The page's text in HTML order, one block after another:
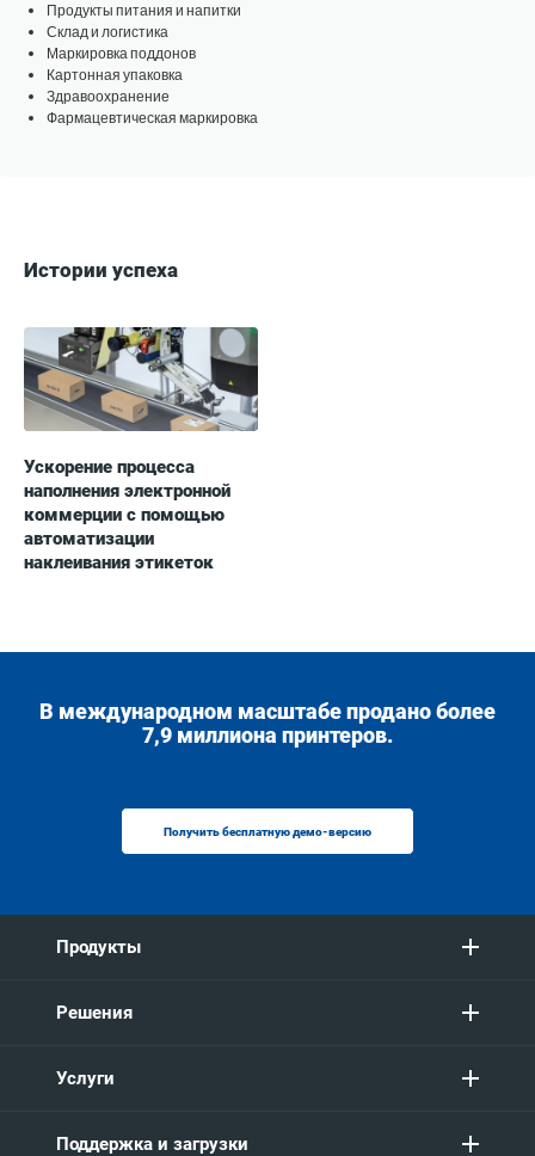
Продукты питания и напитки
Склад и логистика
Маркировка поддонов
Картонная упаковка
Здравоохранение
Фармацевтическая маркировка
Истории успеха
Ускорение процесса
наполнения электронной
коммерции с помощью
автоматизации
наклеивания этикеток
В международном масштабе продано более
7,9 миллиона принтеров.
Получить бесплатную демо-версию
Продукты
Решения
Услуги
Поддержка и загрузки